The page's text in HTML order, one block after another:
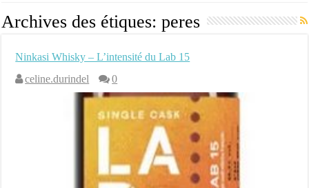
Archives des étiques:peres
Ninkasi Whisky – L’intensité du Lab 15
celine.durindel
0